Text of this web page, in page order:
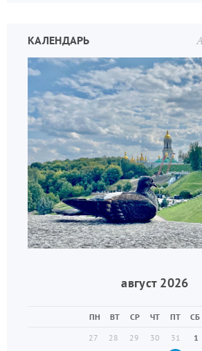
КАЛЕНДАРЬ
август 2026
ПН ВТ СР ЧТ ПТ СБ
27
28 29 30 31 1